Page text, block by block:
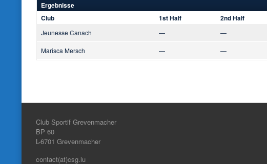
Ergebnisse
Club
1st Half 2nd Half
Jeunesse Canach — —
Marisca Mersch — —
Club Sportif Grevenmacher
BP 60
L-6701 Grevenmacher
contact(at)csg.lu